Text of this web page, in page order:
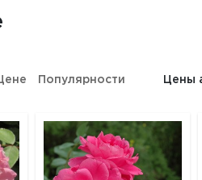
Популярности Цены